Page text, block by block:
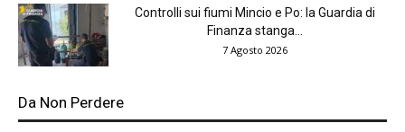
Controlli sui fiumi Mincio e Po: la Guardia di
Finanza stanga...
7 Agosto 2026
Da Non Perdere